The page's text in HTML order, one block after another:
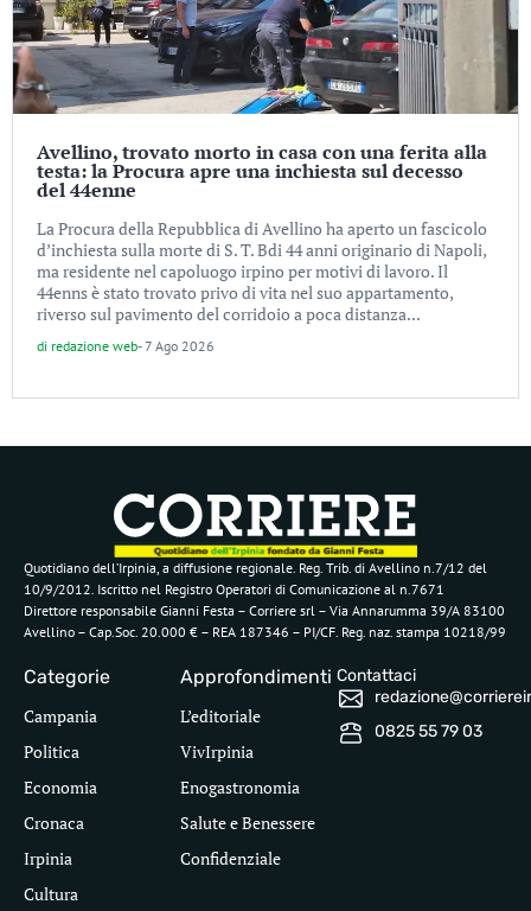
Avellino, trovato morto in casa con una ferita alla
testa: la Procura apre una inchiesta sul decesso
del 44enne
La Procura della Repubblica di Avellino ha aperto un fascicolo
d’inchiesta sulla morte di S. T. Bdi 44 anni originario di Napoli,
ma residente nel capoluogo irpino per motivi di lavoro. Il
44enns è stato trovato privo di vita nel suo appartamento,
riverso sul pavimento del corridoio a poca distanza...
di redazione web-7 Ago 2026
Quotidiano dell’Irpinia, a diffusione regionale. Reg. Trib. di Avellino n.7/12 del
10/9/2012. Iscritto nel Registro Operatori di Comunicazione al n.7671
Direttore responsabile Gianni Festa – Corriere srl – Via Annarumma 39/A 83100
Avellino – Cap.Soc. 20.000 € – REA 187346 – PI/CF. Reg. naz. stampa 10218/99
Categorie
Campania
Politica
Economia
Cronaca
Irpinia
Cultura
Approfondimenti
L’editoriale
VivIrpinia
Enogastronomia
Salute e Benessere
Confidenziale
Contattaci
0825 55 79 03